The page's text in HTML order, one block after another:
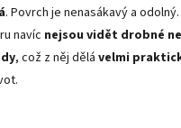
. Povrch je nenasákavý a
navíc nejsou vidět drobné
, což z něj dělá velmi